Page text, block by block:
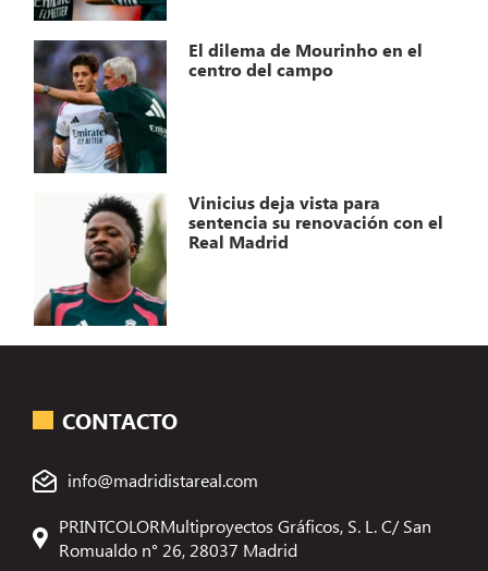
El dilema de Mourinho en el
centro del campo
Vinicius deja vista para
sentencia su renovación con el
Real Madrid
CONTACTO
info@madridistareal.com
PRINTCOLORMultiproyectos Gráficos, S. L. C/ San
Romualdo n° 26, 28037 Madrid